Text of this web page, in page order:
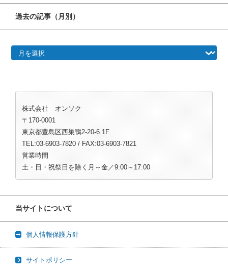
過去の記事（月別）
株式会社 オンソク
〒170-0001
東京都豊島区西巣鴨2-20-6 1F
TEL:03-6903-7820 / FAX:03-6903-7821
営業時間
土・日・祝祭日を除く月～金／9:00～17:00
当サイトについて
個人情報保護方針
サイトポリシー